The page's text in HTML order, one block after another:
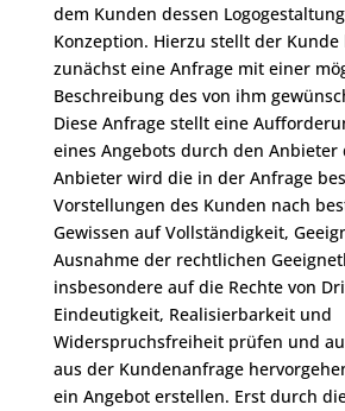
dem Kunden dessen
Konzeption. Hierzu stellt der
zunächst eine Anfrage mit einer
Beschreibung des von ihm
Diese Anfrage stellt eine
eines Angebots durch den Anbieter
Anbieter wird die in der Anfrage
Vorstellungen des Kunden nach
Gewissen auf Vollständigkeit,
Ausnahme der rechtlichen
insbesondere auf die Rechte von
Eindeutigkeit, Realisierbarkeit und
Widerspruchsfreiheit prüfen und
aus der Kundenanfrage
ein Angebot erstellen. Erst durch